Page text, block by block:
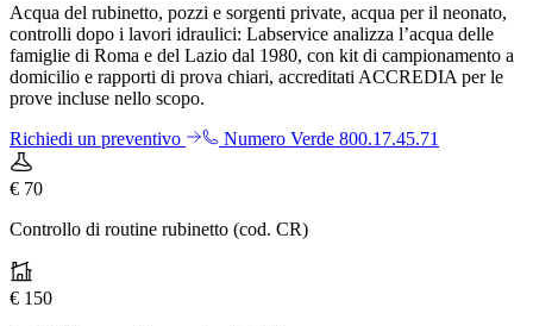
Acqua del rubinetto, pozzi e sorgenti private, acqua per il neonato,
controlli dopo i lavori idraulici: Labservice analizza l’acqua delle
famiglie di Roma e del Lazio dal 1980, con kit di campionamento a
domicilio e rapporti di prova chiari, accreditati ACCREDIA per le
prove incluse nello scopo.
Richiedi un preventivo
Numero Verde 800.17.45.71
€ 70
Controllo di routine rubinetto (cod. CR)
€ 150